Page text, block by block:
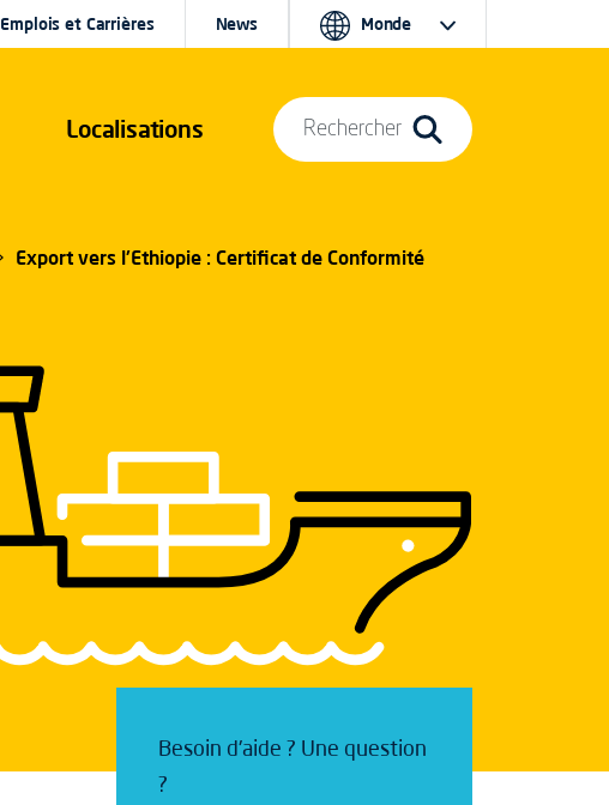
Localisations
Emplois et Carrières News Monde
Rechercher
Export vers l'Ethiopie : Certificat de Conformité
Besoin d'aide ? Une question
?